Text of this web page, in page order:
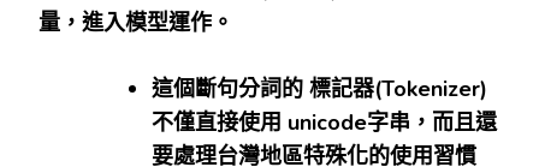
量，進入模型運作。
這個斷句分詞的 標記器(Tokenizer)
不僅直接使用 unicode字串，而且還
要處理台灣地區特殊化的使用習慣